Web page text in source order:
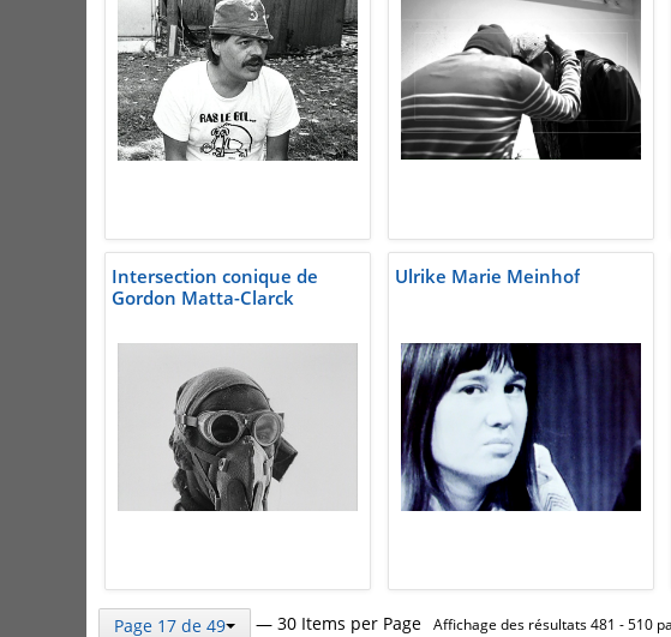
Intersection conique de
Gordon Matta-Clarck
Ulrike Marie Meinhof
Page 17 de 49 — 30 Items per Page Affichage des résultats 481 - 510